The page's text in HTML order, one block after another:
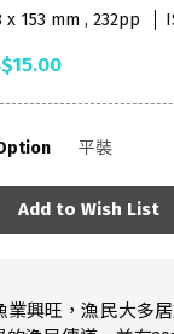
x 153 mm , 232pp
Add to Wish List
業興旺，漁民大多